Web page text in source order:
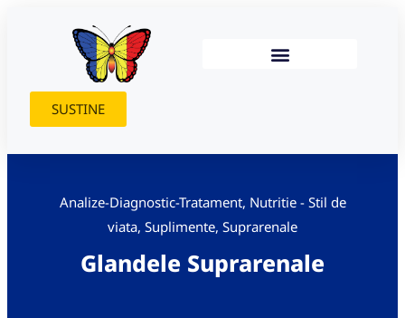
SUSTINE
Analize-Diagnostic-Tratament, Nutritie - Stil de
viata, Suplimente, Suprarenale
Glandele Suprarenale